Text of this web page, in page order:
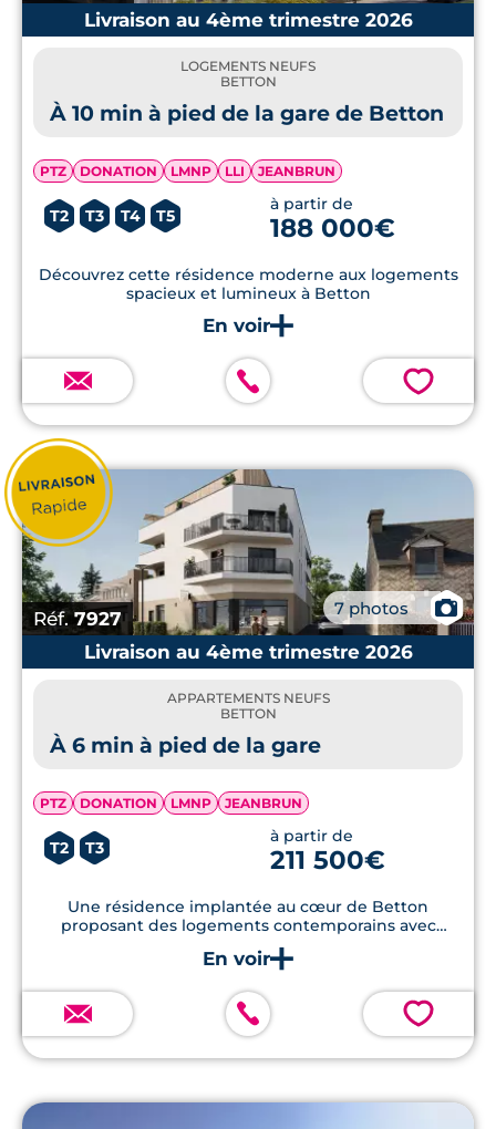
Livraison au 4ème trimestre 2026
LOGEMENTS NEUFS
BETTON
À 10 min à pied de la gare de Betton
PTZ DONATION LMNP LLI JEANBRUN
T2 T3 T4 T5
à partir de
188 000€
Découvrez cette résidence moderne aux logements
spacieux et lumineux à Betton
💗
Réf.7927 7 photos
📷
Livraison au 4ème trimestre 2026
APPARTEMENTS NEUFS
BETTON
À 6 min à pied de la gare
PTZ DONATION LMNP JEANBRUN
T2 T3
à partir de
211 500€
Une résidence implantée au cœur de Betton
proposant des logements contemporains avec
balcons ou terrasses et parkings privatifs
💗